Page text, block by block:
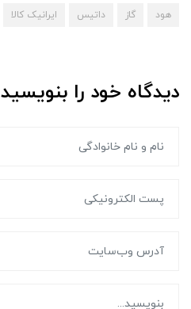
هود گاز داتیس ایرانیک کالا
دیدگاه خود را بنویسید